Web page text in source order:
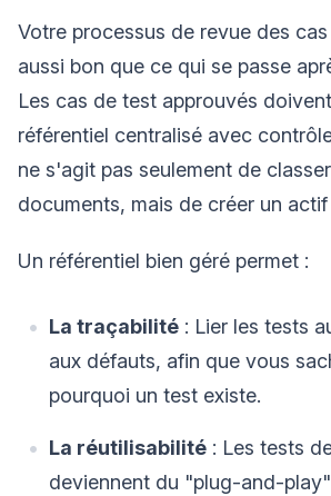
Votre processus de revue des
aussi bon que ce qui se passe
Les cas de test approuvés
référentiel centralisé avec
ne s'agit pas seulement de
documents, mais de créer un actif
Un référentiel bien géré permet :
La traçabilité : Lier les tests
aux défauts, afin que vous
pourquoi un test existe.
La réutilisabilité : Les tests
deviennent du "plug-and-